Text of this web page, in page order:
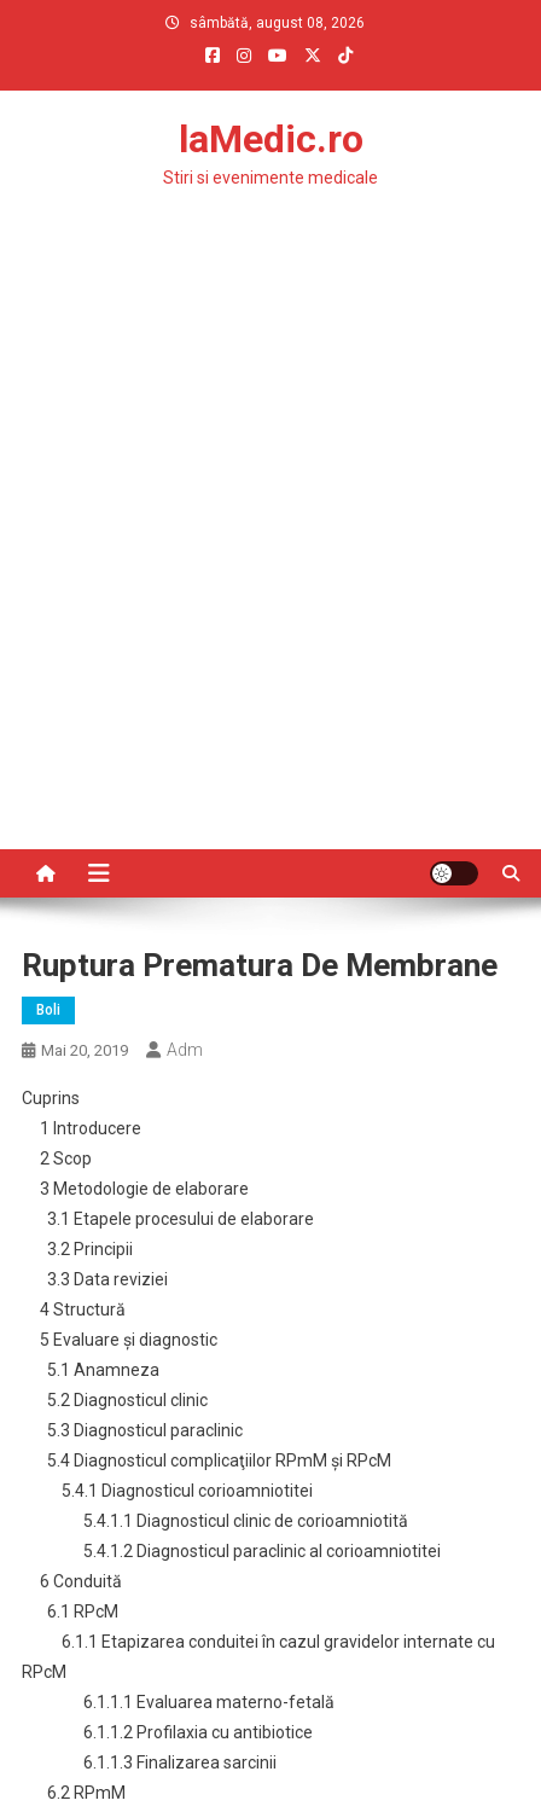
sâmbătă, august 08, 2026
laMedic.ro
Stiri si evenimente medicale
Ruptura Prematura De Membrane
Boli
Mai 20, 2019 Adm
Cuprins
1 Introducere
2 Scop
3 Metodologie de elaborare
3.1 Etapele procesului de elaborare
3.2 Principii
3.3 Data reviziei
4 Structură
5 Evaluare şi diagnostic
5.1 Anamneza
5.2 Diagnosticul clinic
5.3 Diagnosticul paraclinic
5.4 Diagnosticul complicaţiilor RPmM şi RPcM
5.4.1 Diagnosticul corioamniotitei
5.4.1.1 Diagnosticul clinic de corioamniotită
5.4.1.2 Diagnosticul paraclinic al corioamniotitei
6 Conduită
6.1 RPcM
6.1.1 Etapizarea conduitei în cazul gravidelor internate cu
RPcM
6.1.1.1 Evaluarea materno-fetală
6.1.1.2 Profilaxia cu antibiotice
6.1.1.3 Finalizarea sarcinii
6.2 RPmM